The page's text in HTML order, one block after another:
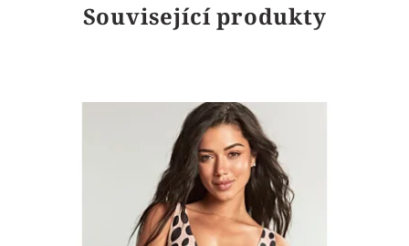
Související produkty